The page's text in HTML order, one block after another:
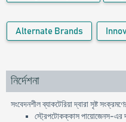
Alternate Brands
নির্দেশনা
সংবেদনশীল ব্যাকটেরিয়া দ্বারা সৃষ্ট
স্ট্রেপটোকক্কাস পায়োজেনস-এর